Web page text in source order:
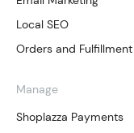
Local SEO
Orders and Fulfillment
Manage
Shoplazza Payments